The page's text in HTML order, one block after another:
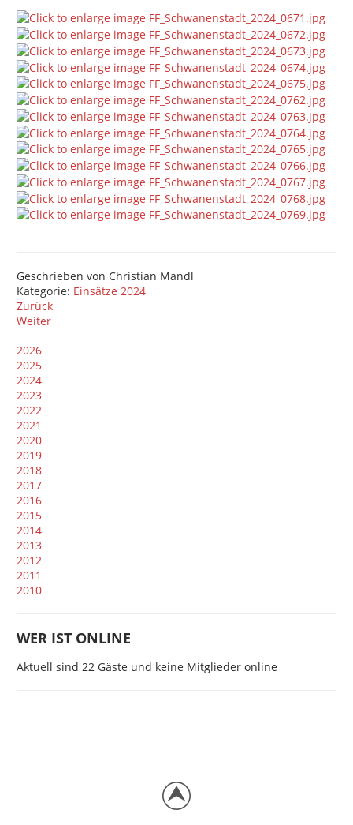
Geschrieben von Christian Mandl
Kategorie: Einsätze 2024
Zurück
Weiter
2026
2025
2024
2023
2022
2021
2020
2019
2018
2017
2016
2015
2014
2013
2012
2011
2010
WER IST ONLINE
Aktuell sind 22 Gäste und keine Mitglieder online